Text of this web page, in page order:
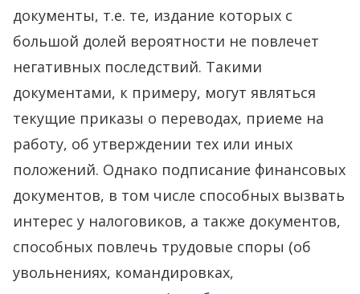
документы, т.е. те, издание которых с
большой долей вероятности не повлечет
негативных последствий. Такими
документами, к примеру, могут являться
текущие приказы о переводах, приеме на
работу, об утверждении тех или иных
положений. Однако подписание финансовых
документов, в том числе способных вызвать
интерес у налоговиков, а также документов,
способных повлечь трудовые споры (об
увольнениях, командировках,